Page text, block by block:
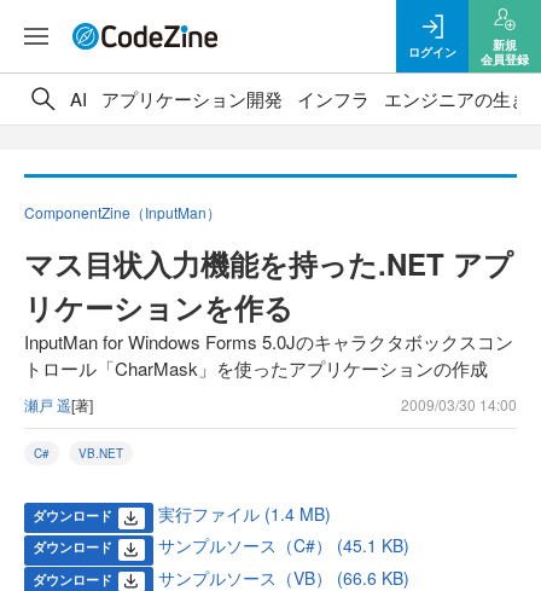
ログイン
新規
会員登録
AI アプリケーション開発 インフラ エンジニアの生き
ComponentZine（InputMan）
マス目状入力機能を持った.NET アプ
リケーションを作る
InputMan for Windows Forms 5.0Jのキャラクタボックスコン
トロール「CharMask」を使ったアプリケーションの作成
瀬戸 遥[著] 2009/03/30 14:00
C# VB.NET
ダウンロード 実行ファイル (1.4 MB)
ダウンロード サンプルソース（C#） (45.1 KB)
ダウンロード サンプルソース（VB） (66.6 KB)